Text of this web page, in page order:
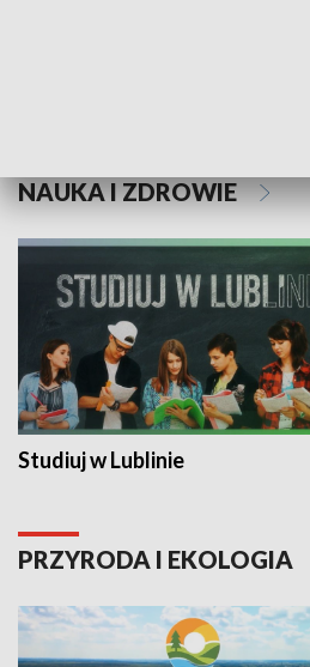
NAUKA I ZDROWIE
Studiuj w Lublinie
PRZYRODA I EKOLOGIA